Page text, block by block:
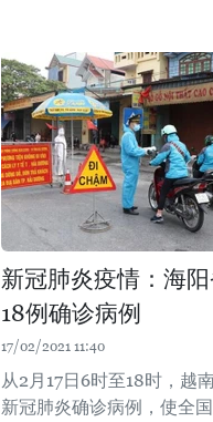
新冠肺炎疫情：海
18例确诊病例
17/02/2021 11:40
从2月17日6时至18时，越
新冠肺炎确诊病例，使全